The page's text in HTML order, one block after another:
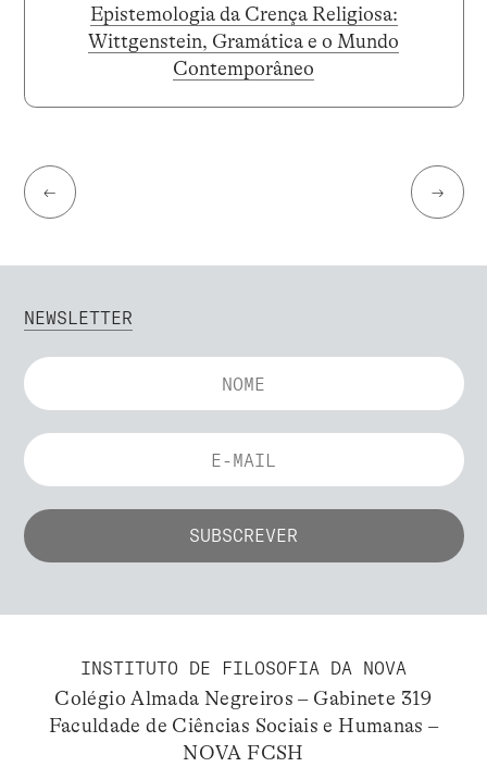
Epistemologia da Crença Religiosa:
Wittgenstein, Gramática e o Mundo
Contemporâneo
← →
NEWSLETTER
INSTITUTO DE FILOSOFIA DA NOVA
Colégio Almada Negreiros – Gabinete 319
Faculdade de Ciências Sociais e Humanas –
NOVA FCSH